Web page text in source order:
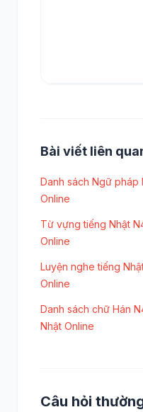
Bài viết liên
Danh sách Ngữ
Online
Từ vựng tiếng Nhật
Online
Luyện nghe tiếng
Online
Danh sách chữ Hán
Nhật Online
Câu hỏi